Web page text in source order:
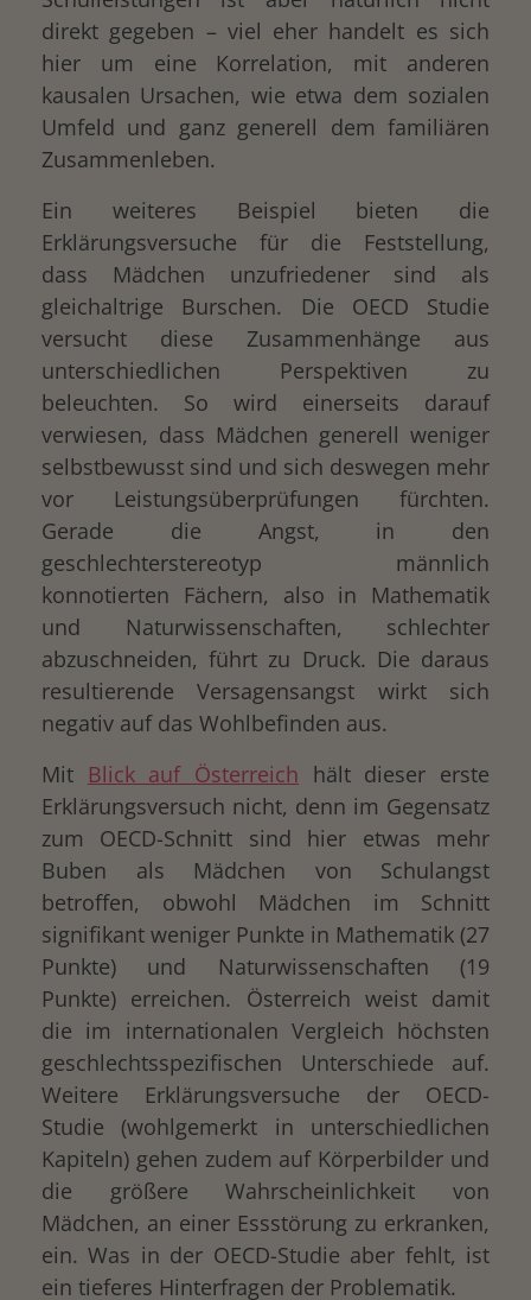
direkt gegeben – viel eher handelt es sich
hier um eine Korrelation, mit anderen
kausalen Ursachen, wie etwa dem sozialen
Umfeld und ganz generell dem familiären
Zusammenleben.
Ein weiteres Beispiel bieten die
Erklärungsversuche für die Feststellung,
dass Mädchen unzufriedener sind als
gleichaltrige Burschen. Die OECD Studie
versucht diese Zusammenhänge aus
unterschiedlichen Perspektiven zu
beleuchten. So wird einerseits darauf
verwiesen, dass Mädchen generell weniger
selbstbewusst sind und sich deswegen mehr
vor Leistungsüberprüfungen fürchten.
Gerade die Angst, in den
geschlechterstereotyp männlich
konnotierten Fächern, also in Mathematik
und Naturwissenschaften, schlechter
abzuschneiden, führt zu Druck. Die daraus
resultierende Versagensangst wirkt sich
negativ auf das Wohlbefinden aus.
Mit Blick auf Österreich hält dieser erste
Erklärungsversuch nicht, denn im Gegensatz
zum OECD-Schnitt sind hier etwas mehr
Buben als Mädchen von Schulangst
betroffen, obwohl Mädchen im Schnitt
signifikant weniger Punkte in Mathematik (27
Punkte) und Naturwissenschaften (19
Punkte) erreichen. Österreich weist damit
die im internationalen Vergleich höchsten
geschlechtsspezifischen Unterschiede auf.
Weitere Erklärungsversuche der OECD-
Studie (wohlgemerkt in unterschiedlichen
Kapiteln) gehen zudem auf Körperbilder und
die größere Wahrscheinlichkeit von
Mädchen, an einer Essstörung zu erkranken,
ein. Was in der OECD-Studie aber fehlt, ist
ein tieferes Hinterfragen der Problematik.